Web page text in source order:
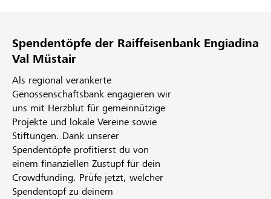
Spendentöpfe der Raiffeisenbank Engiadina
Val Müstair
Als regional verankerte
Genossenschaftsbank engagieren wir
uns mit Herzblut für gemeinnützige
Projekte und lokale Vereine sowie
Stiftungen. Dank unserer
Spendentöpfe profitierst du von
einem finanziellen Zustupf für dein
Crowdfunding. Prüfe jetzt, welcher
Spendentopf zu deinem